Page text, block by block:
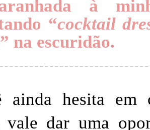
à
“cocktail
na escuridão.
ainda hesita em
vale dar uma